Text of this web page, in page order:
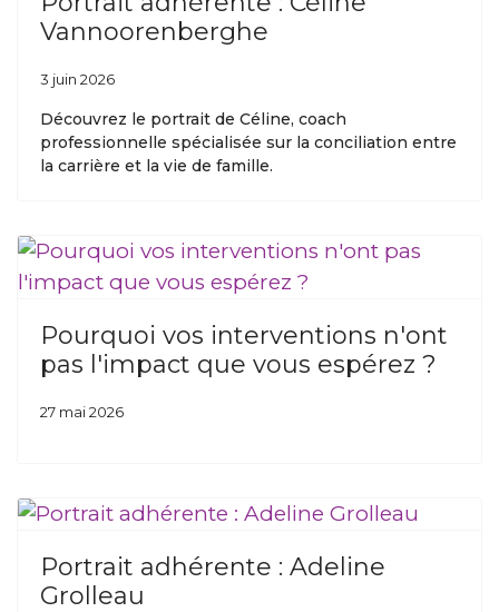
Vannoorenberghe
3 juin 2026
Découvrez le portrait de Céline, coach
professionnelle spécialisée sur la conciliation entre
la carrière et la vie de famille.
Pourquoi vos interventions n'ont
pas l'impact que vous espérez ?
27 mai 2026
Portrait adhérente : Adeline
Grolleau